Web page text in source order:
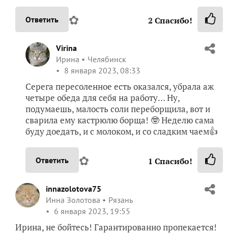
Ответить ✿ 2 Спасибо!
Virina
Ирина
Челябинск
8 января 2023, 08:33
Серега пересоленное есть оказался, убрала аж
четыре обеда для себя на работу… Ну,
подумаешь, малость соли переборщила, вот и
сварила ему кастрюлю борща! 🤓 Неделю сама
буду доедать, и с молоком, и со сладким чаем👍
Ответить ✿ 1 Спасибо!
innazolotova75
Инна Золотова
Рязань
6 января 2023, 19:55
Ирина, не бойтесь! Гарантированно пропекается!